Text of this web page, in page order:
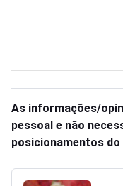
As informações/
pessoal e não
posicionamentos do